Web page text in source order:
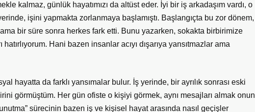
kalmaz, günlük hayatımızı da altüst eder. İyi bir iş arkadaşım vardı, o
işini yapmakta zorlanmaya başlamıştı. Başlangıçta bu zor dönem,
bir süre sonra herkes fark etti. Bunu yazarken, sokakta birbirimize
Hani bazen insanlar acıyı dışarıya yansıtmazlar ama
hayatta da farklı yansımalar bulur. İş yerinde, bir ayrılık sonrası eski
görmüştüm. Her gün ofiste o kişiyi görmek, aynı mesajları almak onun
sürecinin bazen iş ve kişisel hayat arasında nasıl geçişler